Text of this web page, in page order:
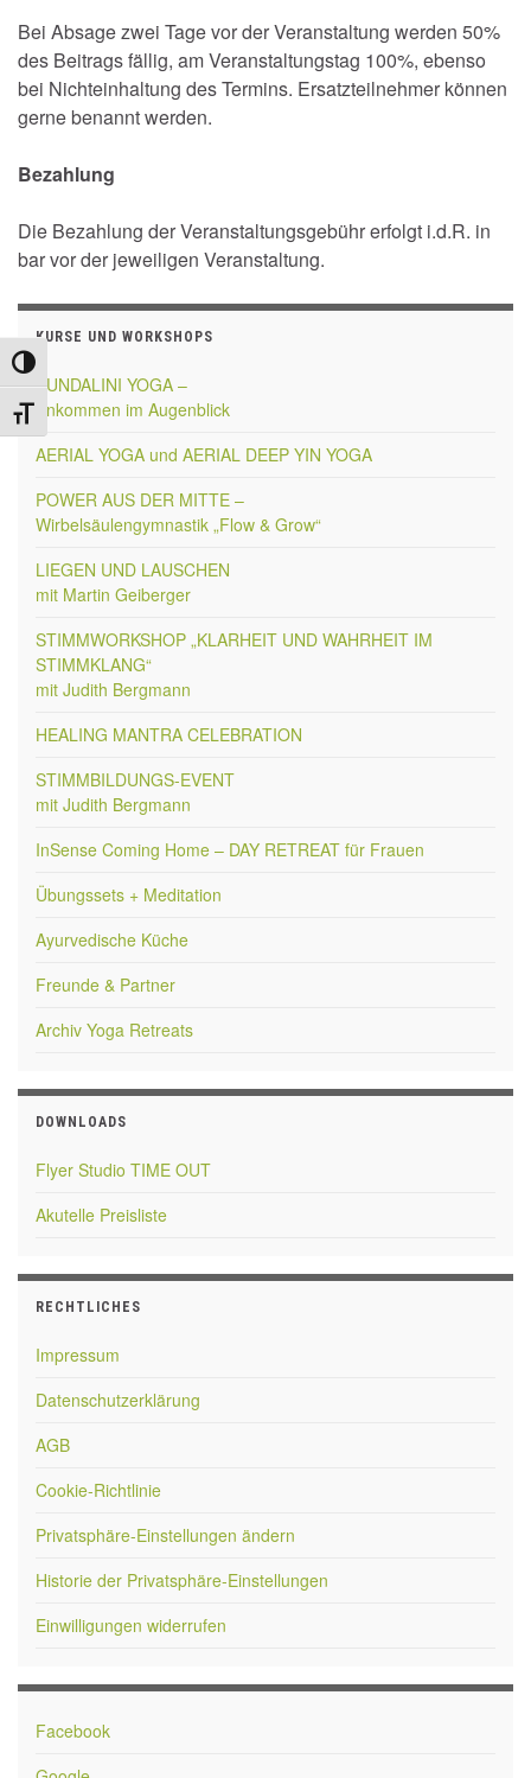
Umschalten auf hohe Kontraste
Schrift vergrößern
Bei Absage zwei Tage vor der Veranstaltung werden 50%
des Beitrags fällig, am Veranstaltungstag 100%, ebenso
bei Nichteinhaltung des Termins. Ersatzteilnehmer können
gerne benannt werden.
Bezahlung
Die Bezahlung der Veranstaltungsgebühr erfolgt i.d.R. in
bar vor der jeweiligen Veranstaltung.
KURSE UND WORKSHOPS
KUNDALINI YOGA –
Ankommen im Augenblick
AERIAL YOGA und AERIAL DEEP YIN YOGA
POWER AUS DER MITTE –
Wirbelsäulengymnastik „Flow & Grow“
LIEGEN UND LAUSCHEN
mit Martin Geiberger
STIMMWORKSHOP „KLARHEIT UND WAHRHEIT IM
STIMMKLANG“
mit Judith Bergmann
HEALING MANTRA CELEBRATION
STIMMBILDUNGS-EVENT
mit Judith Bergmann
InSense Coming Home – DAY RETREAT für Frauen
Übungssets + Meditation
Ayurvedische Küche
Freunde & Partner
Archiv Yoga Retreats
DOWNLOADS
Flyer Studio TIME OUT
Akutelle Preisliste
RECHTLICHES
Impressum
Datenschutzerklärung
AGB
Cookie-Richtlinie
Privatsphäre-Einstellungen ändern
Historie der Privatsphäre-Einstellungen
Einwilligungen widerrufen
Facebook